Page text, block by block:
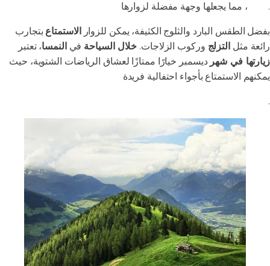
، مما يجعلها وجهة مفضلة لزوارها.
بفضل الطقس البارد والثلوج الكثيفة، يمكن للزوار الاستمتاع بتجارب
رائعة مثل التزلج وركوب الزلاجات. خلال السياحة في النمسا، تعتبر
زيارتها في شهر ديسمبر خيارًا ممتازًا لعشاق الرياضات الشتوية، حيث
يمكنهم الاستمتاع بأجواء احتفالية فريدة
.